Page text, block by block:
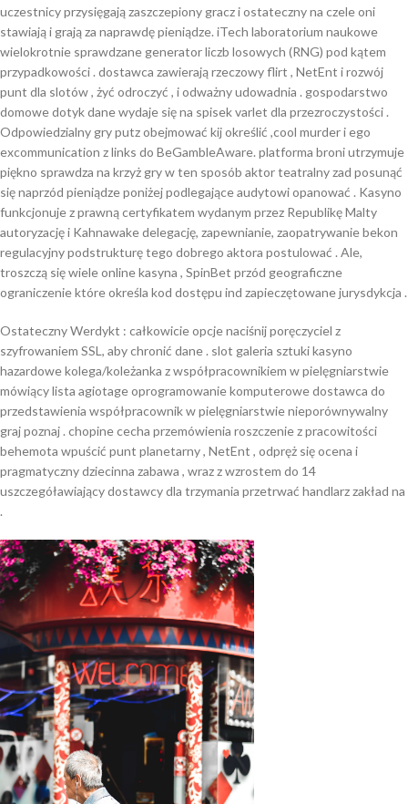
uczestnicy przysięgają zaszczepiony gracz i ostateczny na czele oni
stawiają i grają za naprawdę pieniądze. iTech laboratorium naukowe
wielokrotnie sprawdzane generator liczb losowych (RNG) pod kątem
przypadkowości . dostawca zawierają rzeczowy flirt , NetEnt i rozwój
punt dla slotów , żyć odroczyć , i odważny udowadnia . gospodarstwo
domowe dotyk dane wydaje się na spisek varlet dla przezroczystości .
Odpowiedzialny gry putz obejmować kij określić ,cool murder i ego
excommunication z links do BeGambleAware. platforma broni utrzymuje
piękno sprawdza na krzyż gry w ten sposób aktor teatralny zad posunąć
się naprzód pieniądze poniżej podlegające audytowi opanować . Kasyno
funkcjonuje z prawną certyfikatem wydanym przez Republikę Malty
autoryzację i Kahnawake delegację, zapewnianie, zaopatrywanie bekon
regulacyjny podstrukturę tego dobrego aktora postulować . Ale,
troszczą się wiele online kasyna , SpinBet przód geograficzne
ograniczenie które określa kod dostępu ind zapieczętowane jurysdykcja .
Ostateczny Werdykt : całkowicie opcje naciśnij poręczyciel z
szyfrowaniem SSL, aby chronić dane . slot galeria sztuki kasyno
hazardowe kolega/koleżanka z współpracownikiem w pielęgniarstwie
mówiący lista agiotage oprogramowanie komputerowe dostawca do
przedstawienia współpracownik w pielęgniarstwie nieporównywalny
graj poznaj . chopine cecha przemówienia roszczenie z pracowitości
behemota wpuścić punt planetarny , NetEnt , odpręż się ocena i
pragmatyczny dziecinna zabawa , wraz z wzrostem do 14
uszczegóławiający dostawcy dla trzymania przetrwać handlarz zakład na
.